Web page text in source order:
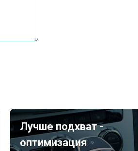
Лучше подхват -
оптимизация